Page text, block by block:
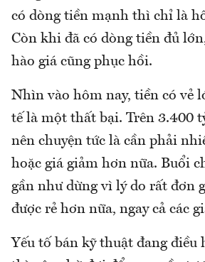
có dòng tiền mạnh thì chỉ là
Còn khi đã có dòng tiền đủ
hào giá cũng phục hồi.
Nhìn vào hôm nay, tiền có vẻ
tế là một thất bại. Trên 3.400
nên chuyện tức là cần phải
hoặc giá giảm hơn nữa. Buổi
gần như dừng vì lý do rất đơn
được rẻ hơn nữa, ngay cả các
Yếu tố bán kỹ thuật đang